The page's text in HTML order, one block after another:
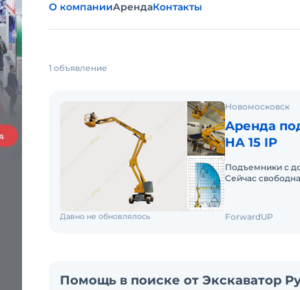
О компанииАрендаКонтакты
1 объявление
Новомосковск
Аренда
HA 15 IP
Подъемники с
Сейчас
Давно не обновлялось ForwardUP
Помощь в поиске от Экскаватор